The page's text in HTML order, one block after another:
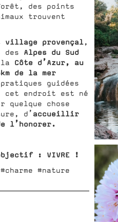
des points
trouvent
village provençal,
des Alpes du Sud
la Côte d’Azur, au
de la mer
guidées
cet endroit est né
quelque chose
d’ accueillir
l’honorer.
: VIVRE !
#nature